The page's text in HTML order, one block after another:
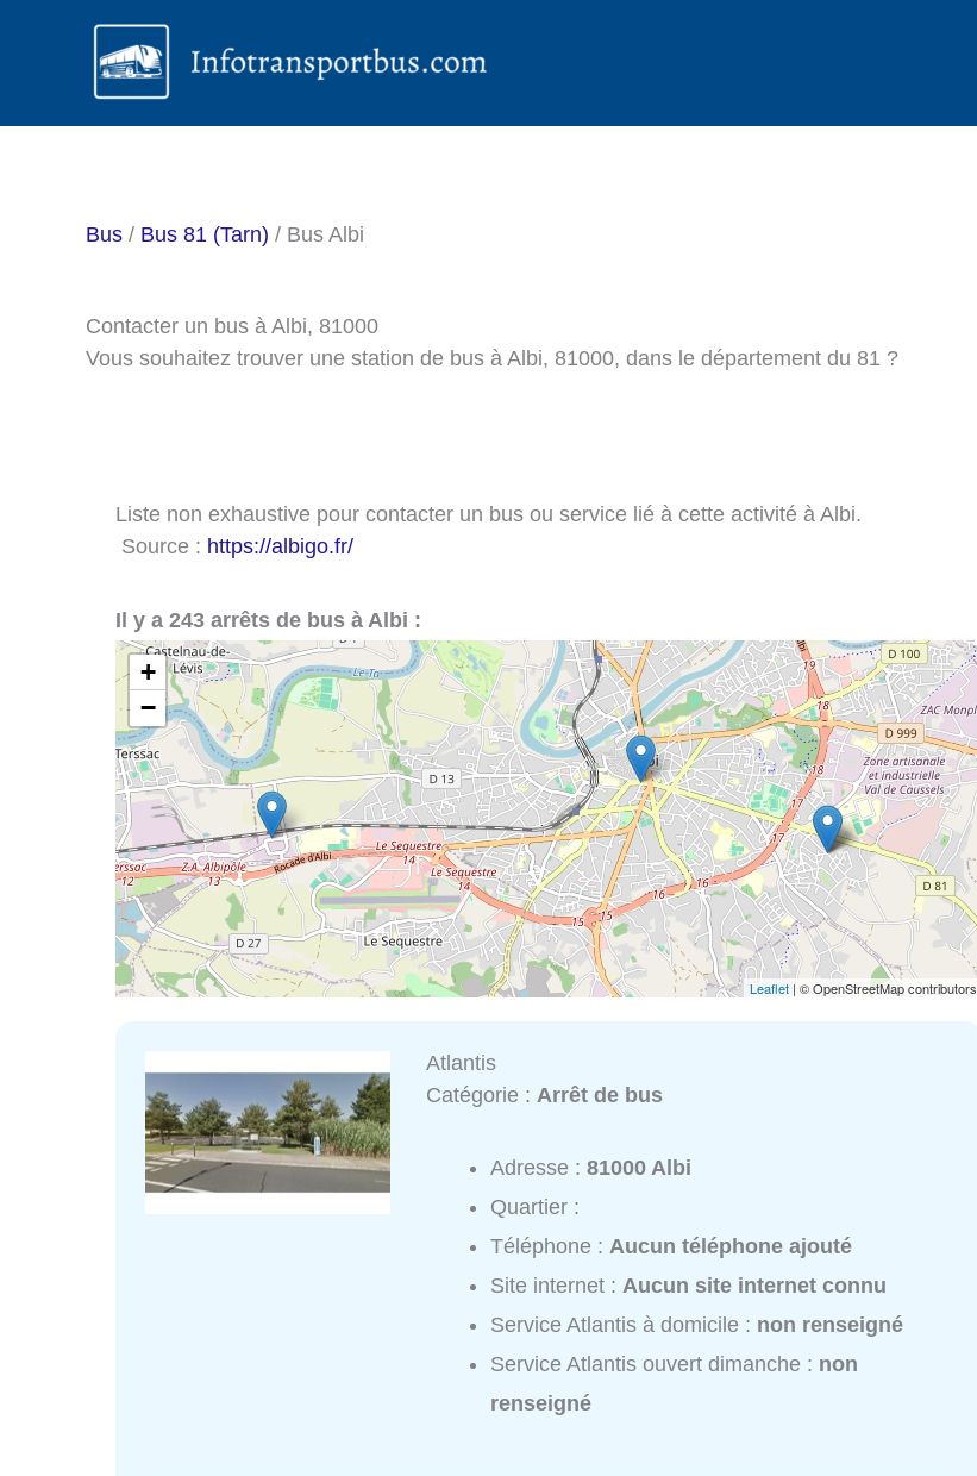
Bus / Bus 81 (Tarn) / Bus Albi
Contacter un bus à Albi, 81000
Vous souhaitez trouver une station de bus à Albi, 81000, dans le département du 81 ?
Liste non exhaustive pour contacter un bus ou service lié à cette activité à Albi.
Source : https://albigo.fr/
Il y a 243 arrêts de bus à Albi :
+
−
Leaflet | © OpenStreetMap contributors
Atlantis
Catégorie : Arrêt de bus
Adresse :81000 Albi
Quartier :
Téléphone :Aucun téléphone ajouté
Site internet :Aucun site internet connu
Service Atlantis à domicile : non renseigné
Service Atlantis ouvert dimanche : non
renseigné